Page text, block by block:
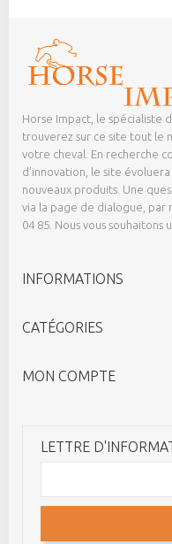
Horse Impact, le spécialiste
trouverez sur ce site tout le
votre cheval. En recherche
d’innovation, le site
nouveaux produits. Une
via la page de dialogue, par
04 85. Nous vous souhaitons
INFORMATIONS
CATÉGORIES
MON COMPTE
LETTRE